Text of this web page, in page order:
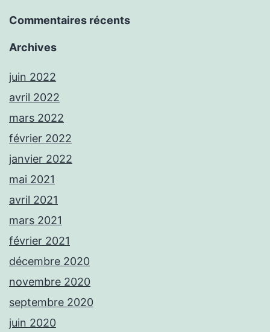
Commentaires récents
Archives
juin 2022
avril 2022
mars 2022
février 2022
janvier 2022
mai 2021
avril 2021
mars 2021
février 2021
décembre 2020
novembre 2020
septembre 2020
juin 2020